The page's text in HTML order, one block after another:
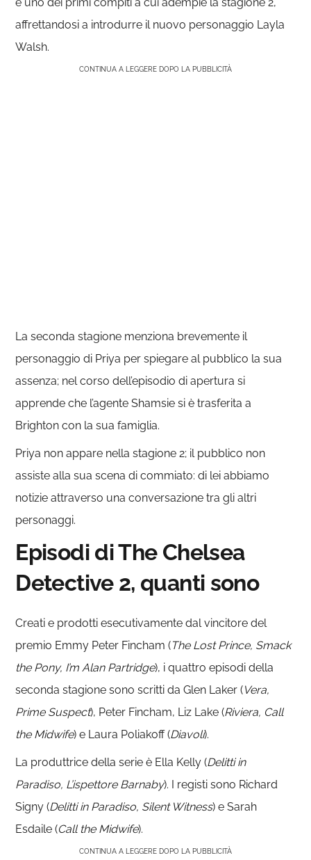
affrettandosi a introdurre il nuovo personaggio Layla
Walsh.
CONTINUA A LEGGERE DOPO LA PUBBLICITÀ
La seconda stagione menziona brevemente il
personaggio di Priya per spiegare al pubblico la sua
assenza; nel corso dell’episodio di apertura si
apprende che l’agente Shamsie si è trasferita a
Brighton con la sua famiglia.
Priya non appare nella stagione 2; il pubblico non
assiste alla sua scena di commiato: di lei abbiamo
notizie attraverso una conversazione tra gli altri
personaggi.
Episodi di The Chelsea
Detective 2, quanti sono
Creati e prodotti esecutivamente dal vincitore del
premio Emmy Peter Fincham (The Lost Prince, Smack
the Pony, I’m Alan Partridge), i quattro episodi della
seconda stagione sono scritti da Glen Laker (Vera,
Prime Suspect), Peter Fincham, Liz Lake (Riviera, Call
the Midwife) e Laura Poliakoff (Diavoli).
La produttrice della serie è Ella Kelly (Delitti in
Paradiso, L’ispettore Barnaby). I registi sono Richard
Signy (Delitti in Paradiso, Silent Witness) e Sarah
Esdaile (Call the Midwife).
CONTINUA A LEGGERE DOPO LA PUBBLICITÀ